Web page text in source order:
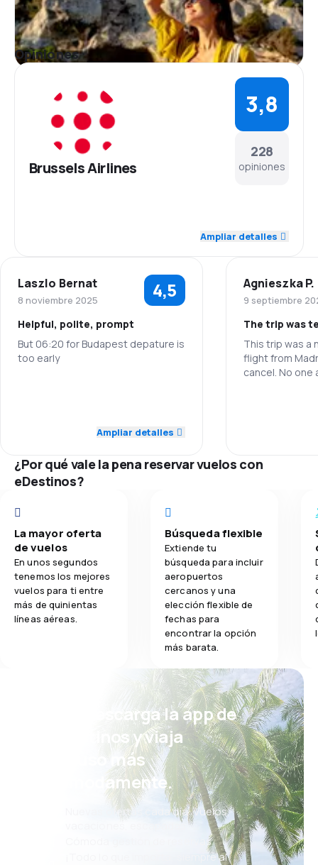
y su ambición es lograr tres valores básicos: la
europeidad, la eficiencia, la hospitalidad.
Comidas
Los pasajeros de Brussels Airlines pueden disfrutar
de ensaladas, platos calientes, postres, aperitivos y
bebidas . Los detalles dependen de la clase de vuelo
elegido y la etapa del viaje.
Servicios Adicionales
La compañía Brussels Airlines ofrece una gama
completa de servicios. Gracias a los programa de
fidelización Privilege Brussels Airlines ofrece a los
Opiniones
Brussels Airlines
228
opiniones
3,8
Red de conexiones 4,1
Precio del billete 3,6
Comodidad de viaje 3,9
Ampliar detalles
Laszlo Bernat
8 noviembre 2025 4,5
Helpful, polite, prompt
But 06:20 for Budapest depature is
too early
5,0
Red de conexiones 5,0
Comodidad de viaje 4,0
Ampliar detalles
Agnieszka P.
9 septiembre
The trip was
This trip was a
flight from
cancel. No
Red de
Precio del
Transporte
¿Por qué vale la pena reservar vuelos con
eDestinos?
La mayor oferta
de vuelos
En unos segundos
tenemos los mejores
vuelos para ti entre
más de quinientas
líneas aéreas.
Búsqueda flexible
Extiende tu
búsqueda para incluir
aeropuertos
cercanos y una
elección flexible de
fechas para
encontrar la opción
más barata.
¡Eh! Descarga la app de
eDestinos y viaja
incluso más
cómodamente.
Nuevas ofertas cada día: vuelos,
vacaciones, escapadas
Cómoda gestión de reservas
¡Todo lo que importa, siempre al